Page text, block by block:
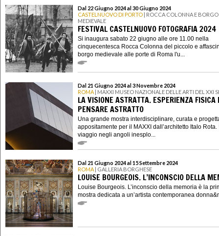
Dal 22 Giugno 2024 al 30 Giugno 2024
CASTELNUOVO DI PORTO | ROCCA COLONNA E BORGO
MEDIEVALE
FESTIVAL CASTELNUOVO FOTOGRAFIA 2024
Si inaugura sabato 22 giugno alle ore 11.00 nella
cinquecentesca Rocca Colonna del piccolo e
borgo medievale alle porte di Roma l'u...
Dal 21 Giugno 2024 al 3 Novembre 2024
ROMA | MAXXI MUSEO NAZIONALE DELLE ARTI DEL XXI
LA VISIONE ASTRATTA. ESPERIENZA FISICA
PENSARE ASTRATTO
Una grande mostra interdisciplinare, curata e
appositamente per il MAXXI dall’architetto Italo Rota.
viaggio negli angoli inesplo...
Dal 21 Giugno 2024 al 15 Settembre 2024
ROMA | GALLERIA BORGHESE
LOUISE BOURGEOIS. L’INCONSCIO DELLA
Louise Bourgeois. L’inconscio della memoria è la
mostra dedicata a un’artista contemporanea